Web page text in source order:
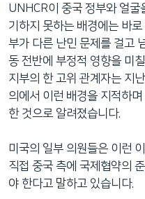
UNHCR이 중국 정부와 얼굴
기하지 못하는 배경에는 바
부가 다른 난민 문제를 걸고
동 전반에 부정적 영향을 미
지부의 한 고위 관계자는 지
의에서 이런 배경을 지적하
한 것으로 알려졌습니다.
미국의 일부 의원들은 이런
직접 중국 측에 국제협약의
야 한다고 말하고 있습니다.